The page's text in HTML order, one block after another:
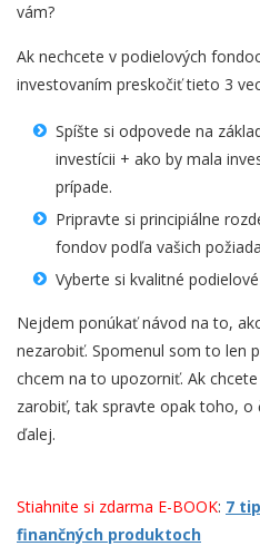
vám?
Ak nechcete v podielových
investovaním preskočiť tieto 3
Spíšte si odpovede na
investícii + ako by mala
prípade.
Pripravte si principiálne
fondov podľa vašich
Vyberte si kvalitné
Nejdem ponúkať návod na to,
nezarobiť. Spomenul som to len
chcem na to upozorniť. Ak
zarobiť, tak spravte opak toho,
ďalej.
Stiahnite si zdarma E-BOOK: 7
finančných produktoch